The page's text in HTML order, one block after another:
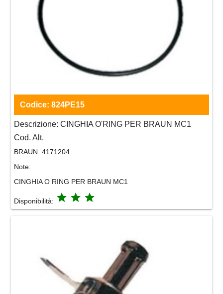
Codice: 824PE15
Descrizione: CINGHIA O'RING PER BRAUN MC1
Cod. Alt.
BRAUN: 4171204
Note:
CINGHIA O RING PER BRAUN MC1
Disponibilità: grade grade grade